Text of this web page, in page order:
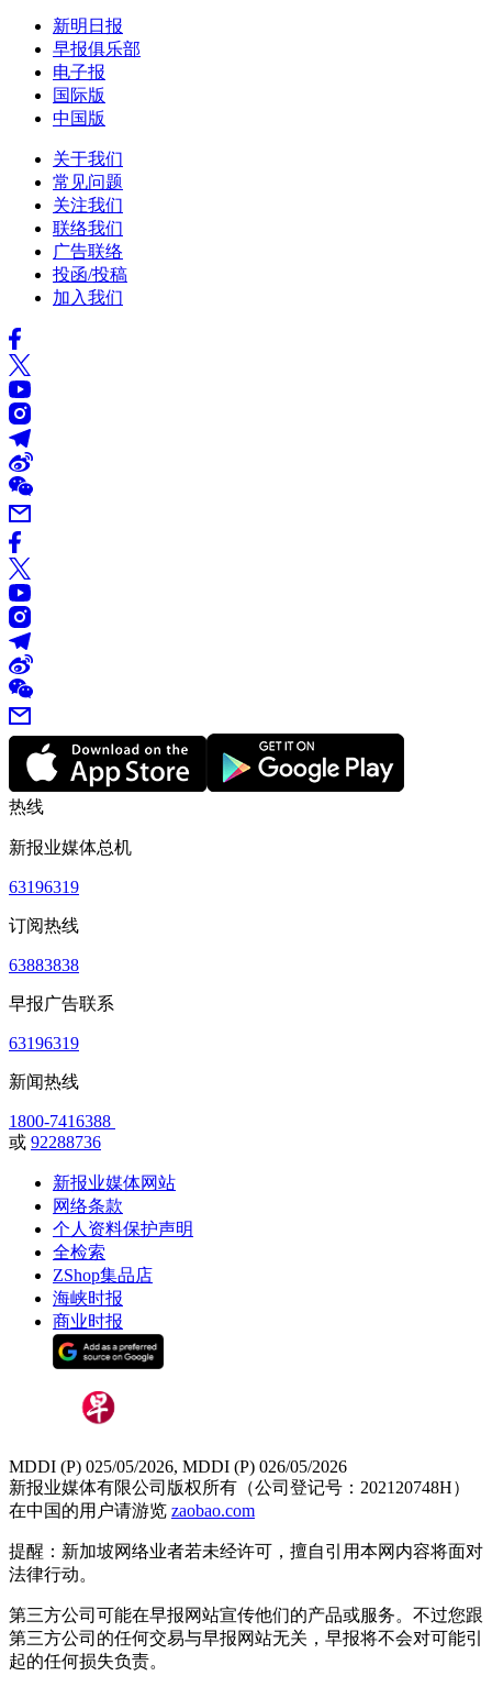
新明日报
早报俱乐部
电子报
国际版
中国版
关于我们
常见问题
关注我们
联络我们
广告联络
投函/投稿
加入我们
热线
新报业媒体总机
63196319
订阅热线
63883838
早报广告联系
63196319
新闻热线
1800-7416388
或 92288736
新报业媒体网站
网络条款
个人资料保护声明
全检索
ZShop集品店
海峡时报
商业时报
MDDI (P) 025/05/2026, MDDI (P) 026/05/2026
新报业媒体有限公司版权所有（公司登记号：202120748H）
在中国的用户请游览 zaobao.com
提醒：新加坡网络业者若未经许可，擅自引用本网内容将面对
法律行动。
第三方公司可能在早报网站宣传他们的产品或服务。不过您跟
第三方公司的任何交易与早报网站无关，早报将不会对可能引
起的任何损失负责。